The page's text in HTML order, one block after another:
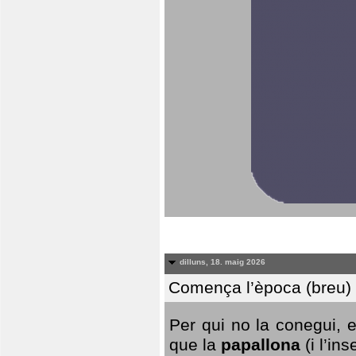
dilluns, 18. maig 2026
Comença l’època
Per qui no la conegui,
que la papallona (i